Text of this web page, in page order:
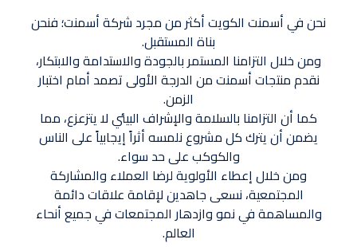
نحن في أسمنت الكويت أكثر من مجرد شركة أسمنت؛ فنحن
بناة المستقبل.
ومن خلال التزامنا المستمر بالجودة والاستدامة والابتكار،
نقدم منتجات أسمنت من الدرجة الأولى تصمد أمام اختبار
الزمن.
كما أن التزامنا بالسلامة والإشراف البيئي لا يتزعزع، مما
يضمن أن يترك كل مشروع نلمسه أثراً إيجابياً على الناس
والكوكب على حد سواء.
ومن خلال إعطاء الأولوية لرضا العملاء والمشاركة
المجتمعية، نسعى جاهدين لإقامة علاقات دائمة
والمساهمة في نمو وازدهار المجتمعات في جميع أنحاء
العالم.